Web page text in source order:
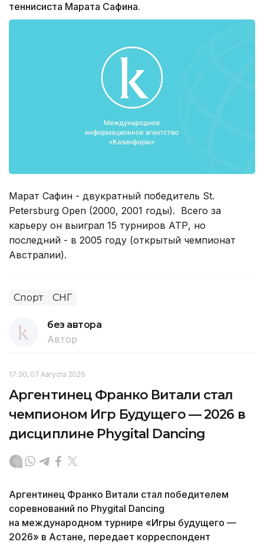
теннисиста Марата Сафина.
Марат Сафин - двукратный победитель St.
Petersburg Open (2000, 2001 годы). Всего за
карьеру он выиграл 15 турниров АТР, но
последний - в 2005 году (открытый чемпионат
Австралии).
Спорт СНГ
без автора
Автор
17:30, 07 Августа 2026
Аргентинец Франко Витали стал
чемпионом Игр Будущего — 2026 в
дисциплине Phygital Dancing
Аргентинец Франко Витали стал победителем
соревнований по Phygital Dancing
на международном турнире «Игры будущего —
2026» в Астане, передает корреспондент